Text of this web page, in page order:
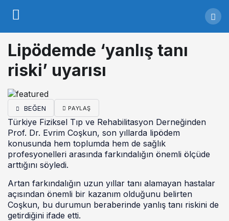
Lipödemde ‘yanlış tanı
riski’ uyarısı
BEĞEN PAYLAŞ
Türkiye Fiziksel Tıp ve Rehabilitasyon Derneğinden
Prof. Dr. Evrim Coşkun, son yıllarda lipödem
konusunda hem toplumda hem de sağlık
profesyonelleri arasında farkındalığın önemli ölçüde
arttığını söyledi.
Artan farkındalığın uzun yıllar tanı alamayan hastalar
açısından önemli bir kazanım olduğunu belirten
Coşkun, bu durumun beraberinde yanlış tanı riskini de
getirdiğini ifade etti.